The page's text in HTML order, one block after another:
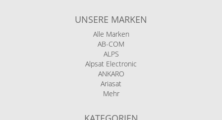
UNSERE MARKEN
Alle Marken
AB-COM
ALPS
Alpsat Electronic
ANKARO
Ariasat
Mehr